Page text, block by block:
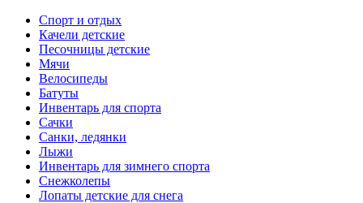
Спорт и отдых
Качели детские
Песочницы детские
Мячи
Велосипеды
Батуты
Инвентарь для спорта
Сачки
Санки, ледянки
Лыжи
Инвентарь для зимнего спорта
Снежколепы
Лопаты детские для снега